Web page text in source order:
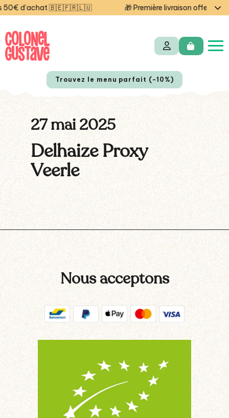
50€ d’achat 🇧🇪🇫🇷🇱🇺 🎁 Première livraison offerte
NL EN
Trouvez le menu parfait (-10%)
27 mai 2025
Delhaize Proxy
Veerle
Nous acceptons